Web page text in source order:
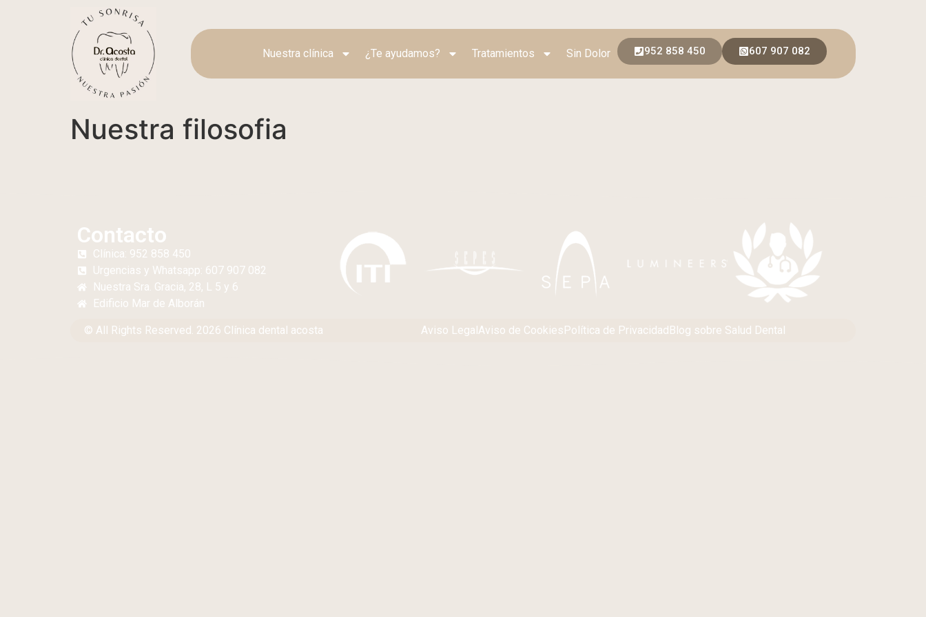
Nuestra clínica ¿Te ayudamos? Tratamientos Sin Dolor 952 858 450 607 907 082
Nuestra filosofia
Contacto
Clínica: 952 858 450
Urgencias y Whatsapp: 607 907 082
Nuestra Sra. Gracia, 28, L 5 y 6
Edificio Mar de Alborán
© All Rights Reserved. 2026 Clínica dental acosta Aviso LegalAviso de CookiesPolítica de PrivacidadBlog sobre Salud Dental